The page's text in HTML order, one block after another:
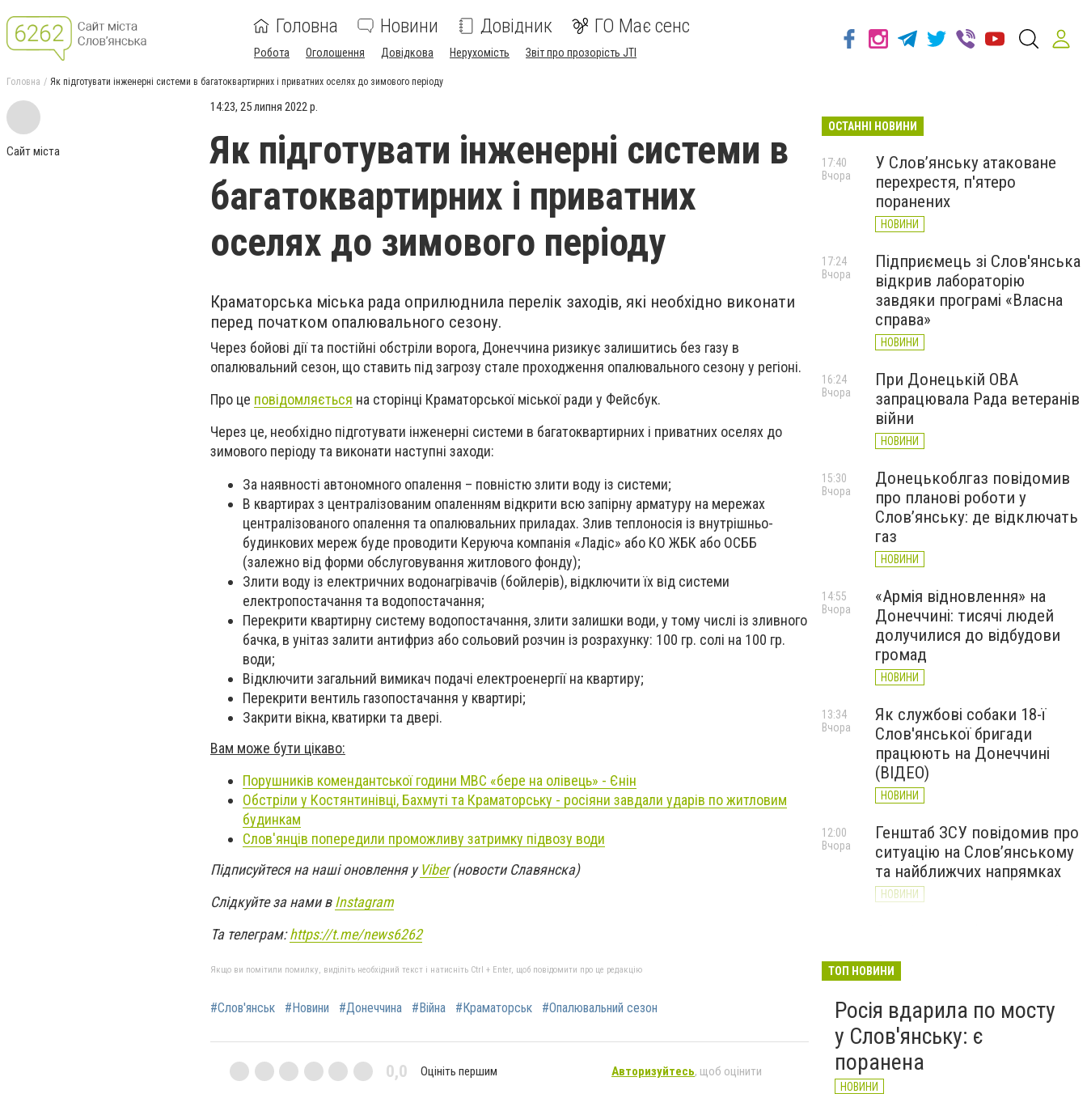
Головна Новини Довідник ГО Має сенс
Робота Оголошення Довідкова Нерухомість Звіт про прозорість JTI
Головна Як підготувати інженерні системи в багатоквартирних і приватних оселях до зимового періоду
Сайт міста
14:23, 25 липня 2022 р.
Як підготувати інженерні системи в
багатоквартирних і приватних
оселях до зимового періоду
Краматорська міська рада оприлюднила перелік заходів, які необхідно виконати
перед початком опалювального сезону.
Через бойові дії та постійні обстріли ворога, Донеччина ризикує залишитись без газу в
опалювальний сезон, що ставить під загрозу стале проходження опалювального сезону у регіоні.
Про це повідомляється на сторінці Краматорської міської ради у Фейсбук.
Через це, необхідно підготувати інженерні системи в багатоквартирних і приватних оселях до
зимового періоду та виконати наступні заходи:
За наявності автономного опалення – повністю злити воду із системи;
В квартирах з централізованим опаленням відкрити всю запірну арматуру на мережах
централізованого опалення та опалювальних приладах. Злив теплоносія із внутрішньо-
будинкових мереж буде проводити Керуюча компанія «Ладіс» або КО ЖБК або ОСББ
(залежно від форми обслуговування житлового фонду);
Злити воду із електричних водонагрівачів (бойлерів), відключити їх від системи
електропостачання та водопостачання;
Перекрити квартирну систему водопостачання, злити залишки води, у тому числі із зливного
бачка, в унітаз залити антифриз або сольовий розчин із розрахунку: 100 гр. солі на 100 гр.
води;
Відключити загальний вимикач подачі електроенергії на квартиру;
Перекрити вентиль газопостачання у квартирі;
Закрити вікна, кватирки та двері.
Вам може бути цікаво:
Порушників комендантської години МВС «бере на олівець» - Єнін
Обстріли у Костянтинівці, Бахмуті та Краматорську - росіяни завдали ударів по житловим
будинкам
Слов'янців попередили проможливу затримку підвозу води
Підписуйтеся на наші оновлення уViber(новости Славянска)
Слідкуйте за нами вInstagram
Та телеграм:https://t.me/news6262
Якщо ви помітили помилку, виділіть необхідний текст і натисніть Ctrl + Enter, щоб повідомити про це редакцію
#Слов'янськ #Новини #Донеччина #Війна #Краматорськ #Опалювальний сезон
0,0 Оцініть першим Авторизуйтесь, щоб оцінити
ОСТАННІ НОВИНИ
У Слов’янську атаковане
перехрестя, п'ятеро
поранених
НОВИНИ
17:40
Вчора
Підприємець зі Слов'янська
відкрив лабораторію
завдяки програмі «Власна
справа»
НОВИНИ
17:24
Вчора
При Донецькій ОВА
запрацювала Рада ветеранів
війни
НОВИНИ
16:24
Вчора
Донецькоблгаз повідомив
про планові роботи у
Слов’янську: де відключать
газ
НОВИНИ
15:30
Вчора
«Армія відновлення» на
Донеччині: тисячі людей
долучилися до відбудови
громад
НОВИНИ
14:55
Вчора
Як службові собаки 18-ї
Слов'янської бригади
працюють на Донеччині
(ВІДЕО)
НОВИНИ
13:34
Вчора
Генштаб ЗСУ повідомив про
ситуацію на Слов’янському
та найближчих напрямках
НОВИНИ
12:00
Вчора
великої війни: 7 серпня
ТОП НОВИНИ
Росія вдарила по мосту
у Слов'янську: є
поранена
НОВИНИ